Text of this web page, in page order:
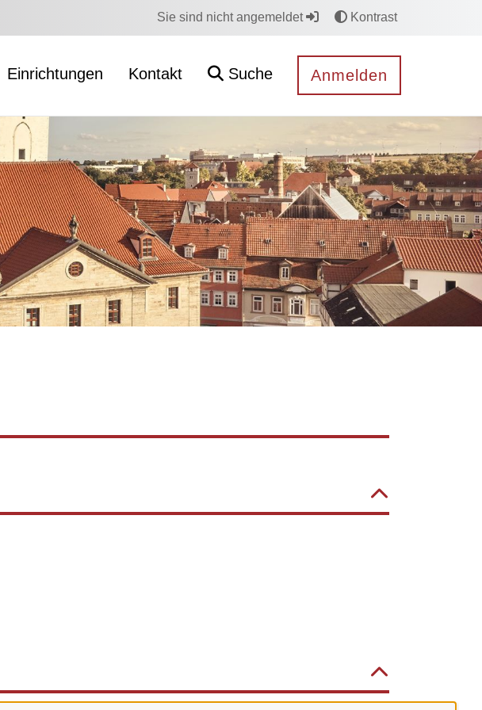
Sie sind nicht angemeldet Kontrast
Einrichtungen Kontakt Suche Anmelden